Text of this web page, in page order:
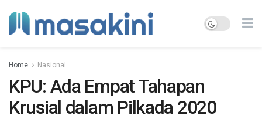
Home Nasional
KPU: Ada Empat Tahapan
Krusial dalam Pilkada 2020